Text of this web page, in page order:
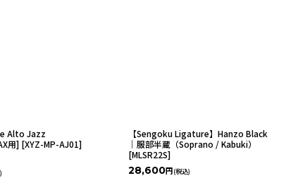
Alto Jazz
用] [XYZ-MP-AJ01]
【Sengoku Ligature】Hanzo Black
｜服部半蔵（Soprano / Kabuki）
[MLSR22S]
28,600円 (税込)